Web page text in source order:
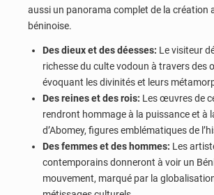
aussi un panorama complet de la création
béninoise.
Des dieux et des déesses: Le visiteur
richesse du culte vodoun à travers des
évoquant les divinités et leurs
Des reines et des rois: Les œuvres de
rendront hommage à la puissance et à
d’Abomey, figures emblématiques de
Des femmes et des hommes: Les
contemporains donneront à voir un
mouvement, marqué par la